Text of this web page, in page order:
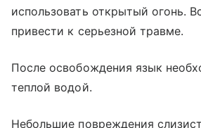
использовать открытый огонь.
привести к серьезной травме.
После освобождения язык
теплой водой.
Небольшие повреждения